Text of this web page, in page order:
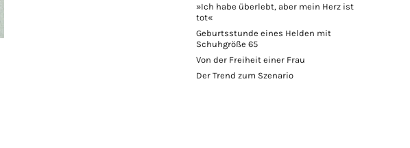
»Ich habe überlebt, aber mein Herz ist
tot«
Geburtsstunde eines Helden mit
Schuhgröße 65
Von der Freiheit einer Frau
Der Trend zum Szenario